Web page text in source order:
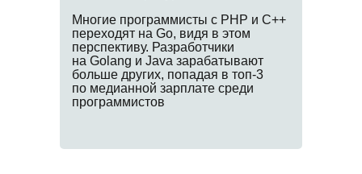
Многие программисты с PHP и C++
переходят на Go, видя в этом
перспективу. Разработчики
на Golang и Java зарабатывают
больше других, попадая в топ-3
по медианной зарплате среди
программистов